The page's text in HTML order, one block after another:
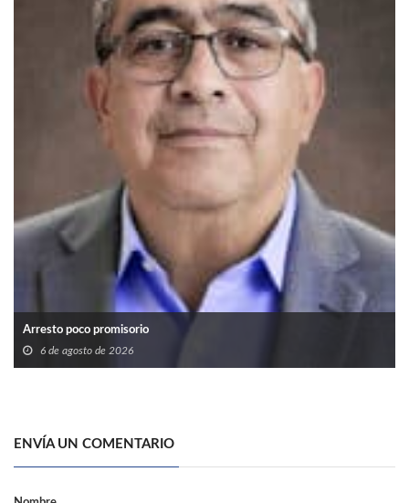
Arresto poco promisorio
6 de agosto de 2026
ENVÍA UN COMENTARIO